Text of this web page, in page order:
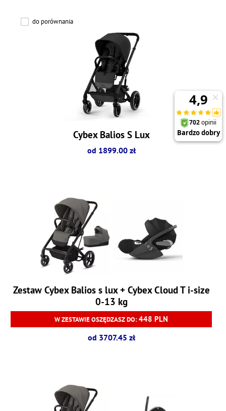
do porównania
Cybex Balios S Lux
od 1899.00 zł
Zestaw Cybex Balios s lux + Cybex Cloud T i-size
0-13 kg
W ZESTAWIE OSZĘDZASZ DO:448 PLN
od 3707.45 zł